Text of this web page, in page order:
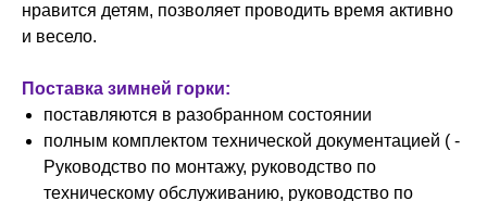
нравится детям, позволяет проводить время активно
и весело.
Поставка зимней горки:
поставляются в разобранном состоянии
полным комплектом технической документацией ( -
Руководство по монтажу, руководство по
техническому обслуживанию, руководство по